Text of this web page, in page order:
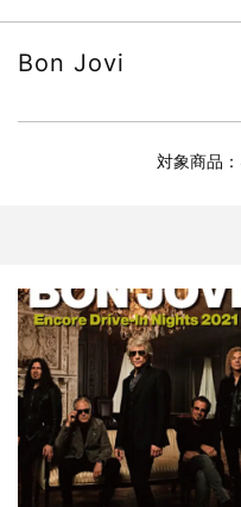
リアム・ギャラガー / 2024
*NEW RELEASE (最新約3ヶ月)
マネスキン / 2024年6月9日
リアム・ギャラガー / 2024
*NEW RELEASE (最新約3ヶ月)
メガデス / 2023年8月4日 ド
*NEW RELEASE (最新約3ヶ月)
ユーライア・ヒープ / 2023
全収録！
*NEW RELEASE (最新約3ヶ月)
ジャーニー / 1979年5月
*NEW RELEASE (最新約3ヶ月)
Bon Jovi
対象商品